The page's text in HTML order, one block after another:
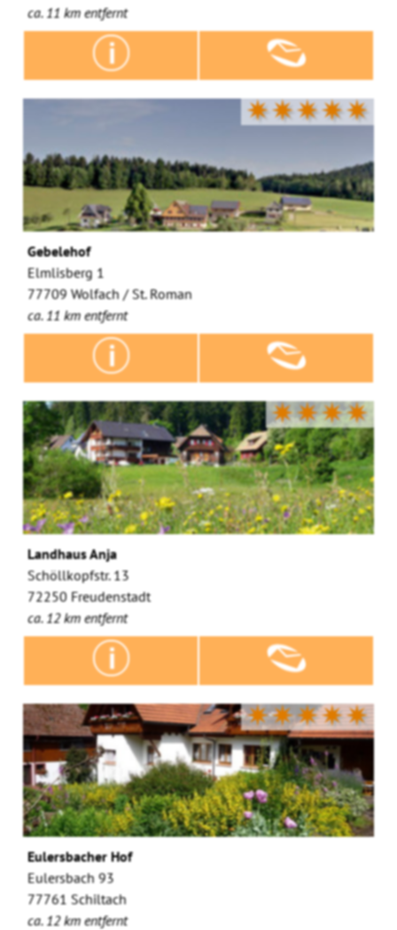
ca. 11 km entfernt
✷✷✷✷✷
Gebelehof
Elmlisberg 1
77709 Wolfach / St. Roman
ca. 11 km entfernt
✷✷✷✷
Landhaus Anja
Schöllkopfstr. 13
72250 Freudenstadt
ca. 12 km entfernt
✷✷✷✷✷
Eulersbacher Hof
Eulersbach 93
77761 Schiltach
ca. 12 km entfernt